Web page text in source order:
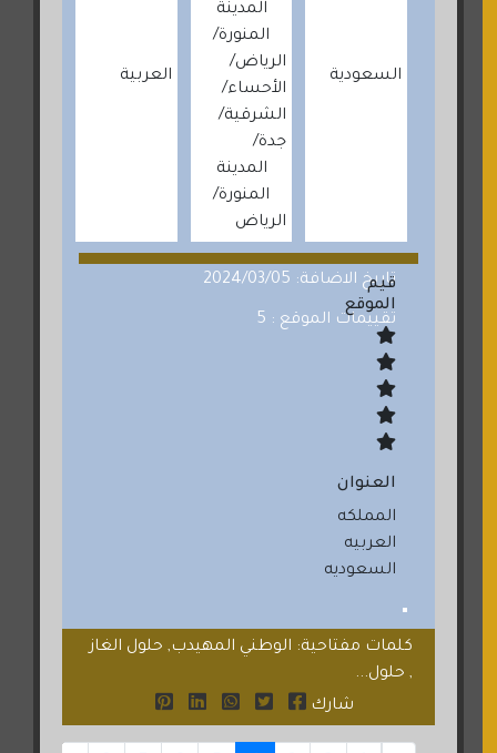
السعودية
المدينة
المنورة
الرياض
الأحساء
الشرقية
جدة
المدينة
المنورة
الرياض
العربية
تاريخ الاضافة: 2024/03/05
تقييمات الموقع : 5
قيم
الموقع
العنوان
المملكه
العربيه
السعوديه
كلمات مفتاحية: الوطني المهيدب, حلول الغاز
, حلول...
شارك